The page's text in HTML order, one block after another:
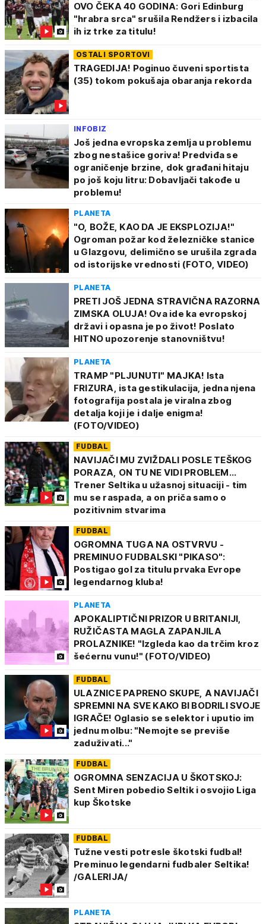
OVO ČEKA 40 GODINA: Gori Edinburg
"hrabra srca" srušila Rendžers i izbacila
ih iz trke za titulu!
OSTALI SPORTOVI
TRAGEDIJA! Poginuo čuveni sportista
(35) tokom pokušaja obaranja rekorda
INFOBIZ
Još jedna evropska zemlja u problemu
zbog nestašice goriva! Predviđa se
ograničenje brzine, dok građani hitaju
po još koju litru: Dobavljači takođe u
problemu!
PLANETA
"O, BOŽE, KAO DA JE EKSPLOZIJA!"
Ogroman požar kod železničke stanice
u Glazgovu, delimično se urušila zgrada
od istorijske vrednosti (FOTO, VIDEO)
PLANETA
PRETI JOŠ JEDNA STRAVIČNA RAZORNA
ZIMSKA OLUJA! Ova ide ka evropskoj
državi i opasna je po život! Poslato
HITNO upozorenje stanovništvu!
PLANETA
TRAMP "PLJUNUTI" MAJKA! Ista
FRIZURA, ista gestikulacija, jedna njena
fotografija postala je viralna zbog
detalja koji je i dalje enigma!
(FOTO/VIDEO)
FUDBAL
NAVIJAČI MU ZVIŽDALI POSLE TEŠKOG
PORAZA, ON TU NE VIDI PROBLEM...
Trener Seltika u užasnoj situaciji - tim
mu se raspada, a on priča samo o
pozitivnim stvarima
FUDBAL
OGROMNA TUGA NA OSTVRVU -
PREMINUO FUDBALSKI "PIKASO":
Postigao gol za titulu prvaka Evrope
legendarnog kluba!
PLANETA
APOKALIPTIČNI PRIZOR U BRITANIJI,
RUŽIČASTA MAGLA ZAPANJILA
PROLAZNIKE! "Izgleda kao da trčim kroz
šećernu vunu!" (FOTO/VIDEO)
FUDBAL
ULAZNICE PAPRENO SKUPE, A NAVIJAČI
SPREMNI NA SVE KAKO BI BODRILI SVOJE
IGRAČE! Oglasio se selektor i uputio im
jednu molbu: "Nemojte se previše
zaduživati..."
FUDBAL
OGROMNA SENZACIJA U ŠKOTSKOJ:
Sent Miren pobedio Seltik i osvojio Liga
kup Škotske
FUDBAL
Tužne vesti potresle škotski fudbal!
Preminuo legendarni fudbaler Seltika!
/GALERIJA/
PLANETA